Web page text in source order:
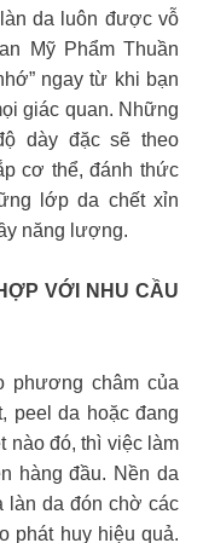
da luôn được vỗ
Mỹ Phẩm Thuần
ngay từ khi bạn
giác quan. Những
dày đặc sẽ theo
cơ thể, đánh thức
lớp da chết xỉn
năng lượng.
VỚI NHU CẦU
phương châm của
peel da hoặc đang
nào đó, thì việc làm
hàng đầu. Nền da
làn da đón chờ các
phát huy hiệu quả.